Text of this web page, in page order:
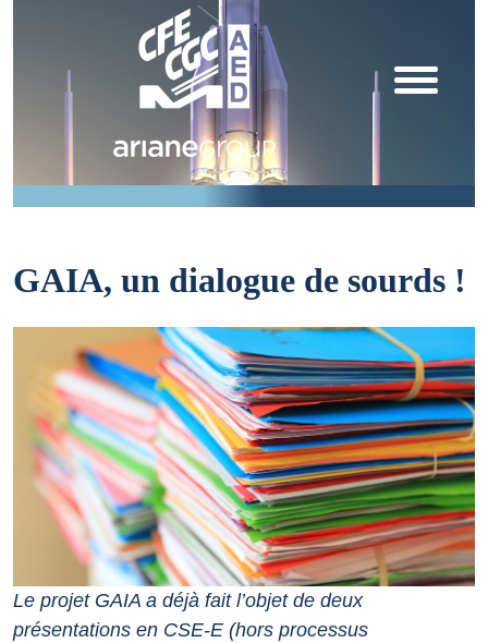
GAIA, un dialogue de sourds !
Le projet GAIA a déjà fait l’objet de deux
présentations en CSE-E (hors processus